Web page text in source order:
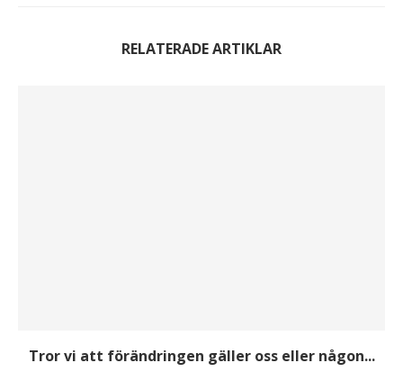
RELATERADE ARTIKLAR
Tror vi att förändringen gäller oss eller någon...